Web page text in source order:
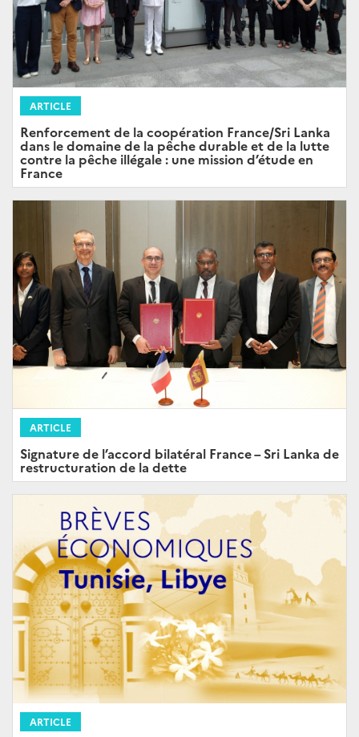
ARTICLE
Renforcement de la coopération France/Sri Lanka
dans le domaine de la pêche durable et de la lutte
contre la pêche illégale : une mission d’étude en
France
ARTICLE
Signature de l’accord bilatéral France – Sri Lanka de
restructuration de la dette
ARTICLE